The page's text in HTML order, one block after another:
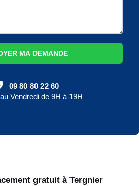
gratuit à Tergnier
MA DEMANDE
09 80 80 22 60
Vendredi de 9H à 19H